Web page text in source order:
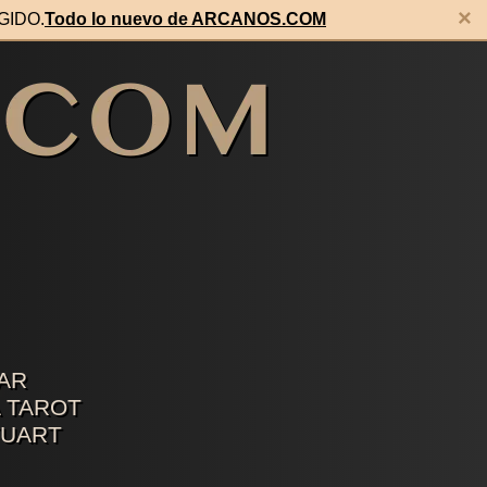
Todo lo nuevo de ARCANOS.COM ×
TAROT